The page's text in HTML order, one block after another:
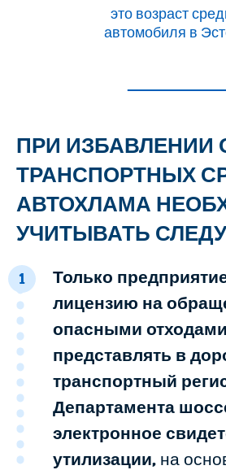
это возраст
автомобиля в
ПРИ ИЗБАВЛЕНИИ
ТРАНСПОРТНЫХ
АВТОХЛАМА
УЧИТЫВАТЬ
1
Только
лицензию на
опасными
представлять в
транспортный
Департамента
электронное
утилизации, на